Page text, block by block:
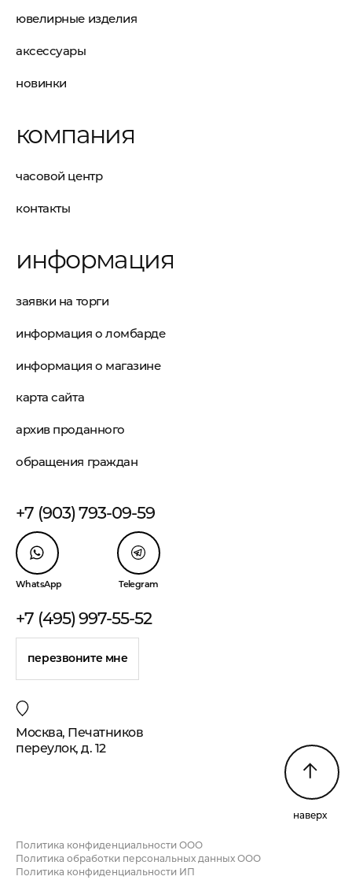
ювелирные изделия
аксессуары
новинки
компания
часовой центр
контакты
информация
заявки на торги
информация о ломбарде
информация о магазине
карта сайта
архив проданного
обращения граждан
+7 (903) 793-09-59
WhatsApp Telegram
+7 (495) 997-55-52
перезвоните мне
Москва, Печатников
переулок, д. 12
наверх
Политика конфиденциальности ООО
Политика обработки персональных данных ООО
Политика конфиденциальности ИП